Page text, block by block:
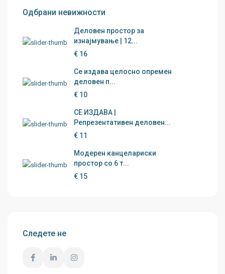
Одбрани невижности
Деловен простор за
изнајмување | 12...
€ 16
Се издава целосно опремен
деловен п...
€ 10
СЕ ИЗДАВА |
Репрезентативен деловен...
€ 11
Модерен канцелариски
простор со 6 т...
€ 15
Следете не